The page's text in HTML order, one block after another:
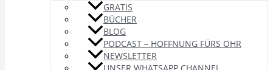
GRATIS
BÜCHER
BLOG
PODCAST – HOFFNUNG FÜRS OHR
NEWSLETTER